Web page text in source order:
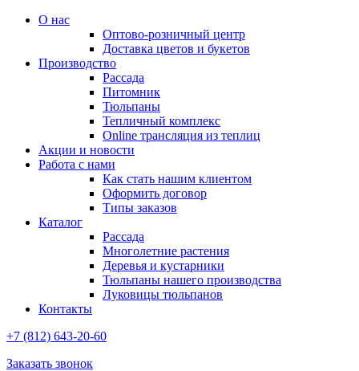
О нас
Оптово-розничный центр
Доставка цветов и букетов
Производство
Рассада
Питомник
Тюльпаны
Тепличный комплекс
Online трансляция из теплиц
Акции и новости
Работа с нами
Как стать нашим клиентом
Оформить договор
Типы заказов
Каталог
Рассада
Многолетние растения
Деревья и кустарники
Тюльпаны нашего производства
Луковицы тюльпанов
Контакты
+7 (812) 643-20-60
Заказать звонок